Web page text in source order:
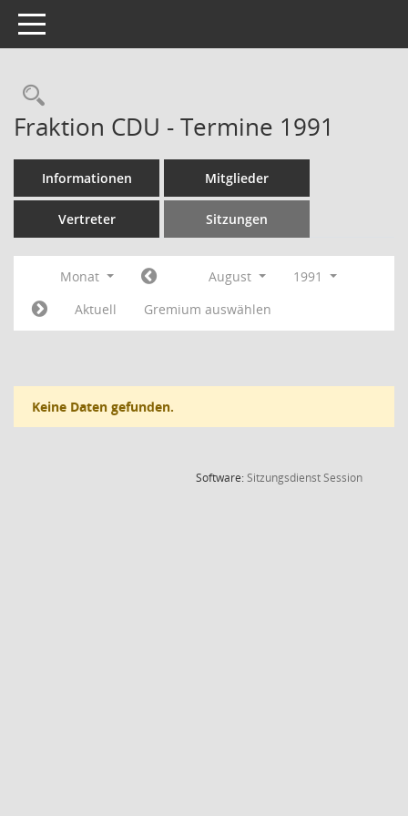
Toggle navigation
Rechercheauswahl
Fraktion CDU - Termine 1991
Informationen Mitglieder
Vertreter Sitzungen
Monat August
1991
Aktuell
Gremium auswählen
Keine Daten gefunden.
Software:SitzungsdienstSession(Wird in